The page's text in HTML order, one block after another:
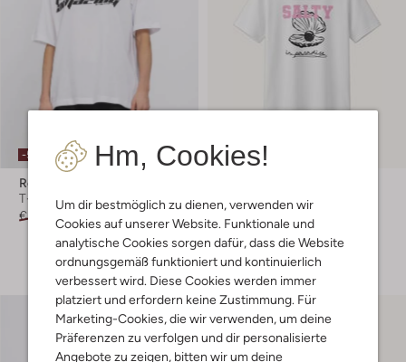
Hm, Cookies!
Um dir bestmöglich zu dienen, verwenden wir
Cookies auf unserer Website. Funktionale und
analytische Cookies sorgen dafür, dass die Website
ordnungsgemäß funktioniert und kontinuierlich
verbessert wird. Diese Cookies werden immer
platziert und erfordern keine Zustimmung. Für
Marketing-Cookies, die wir verwenden, um deine
Präferenzen zu verfolgen und dir personalisierte
Angebote zu zeigen, bitten wir um deine
-50%
Refined Department
T-shirt
€ 39,99
€ 19,99
-50%
€ 49,99
€ 24,99
+ mehr farben